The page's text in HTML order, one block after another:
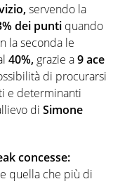
servendo la
dei punti quando
la seconda le
40%, grazie a9 ace
di procurarsi
e determinanti
di Simone
concesse:
quella che più di